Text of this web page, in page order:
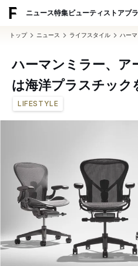
ニュース特集ビューティ ストアブ
トップ ニュース ライフスタイル ハー
ハーマンミラー、ア
は海洋プラスチック
LIFESTYLE